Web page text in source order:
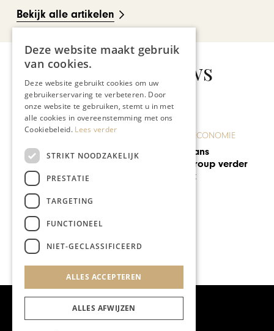
Bekijk alle artikelen
Gerelateerd nieuws
ONDERNEMEN & ECONOMIE
Bedrijven Dolmans
Landscaping Group verder
onder een merk
Deze website maakt gebruik
van cookies.
Deze website gebruikt cookies om uw
gebruikerservaring te verbeteren. Door
onze website te gebruiken, stemt u in met
alle cookies in overeenstemming met ons
Cookiebeleid. Lees verder
STRIKT NOODZAKELIJK
PRESTATIE
TARGETING
FUNCTIONEEL
NIET-GECLASSIFICEERD
ALLES ACCEPTEREN
ALLES AFWIJZEN